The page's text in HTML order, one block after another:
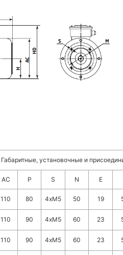
Габаритные, установочные и
AC P S N E
110 80 4xM5 50 19
110 90 4xM5 60 23
110 90 4xM5 60 23